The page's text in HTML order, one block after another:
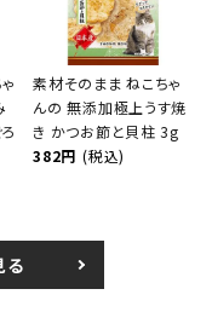
素材そのまま ねこちゃ
んの 無添加極上うす焼
き かつお節と貝柱 3g
382円 (税込)
る